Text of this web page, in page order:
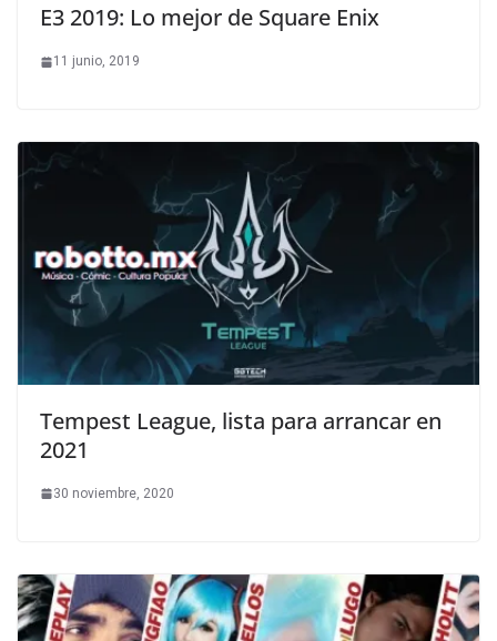
E3 2019: Lo mejor de Square Enix
11 junio, 2019
Tempest League, lista para arrancar en
2021
30 noviembre, 2020